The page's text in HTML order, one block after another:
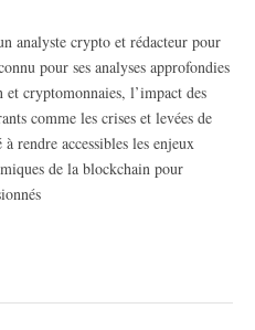
analyste crypto et rédacteur pour
pour ses analyses approfondies
et cryptomonnaies, l’impact des
comme les crises et levées de
rendre accessibles les enjeux
de la blockchain pour